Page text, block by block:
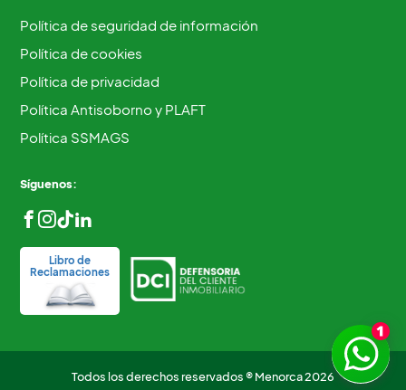
Política de seguridad de información
Política de cookies
Política de privacidad
Política Antisoborno y PLAFT
Política SSMAGS
Síguenos:
Libro de
Reclamaciones
Todos los derechos reservados ® Menorca 2026